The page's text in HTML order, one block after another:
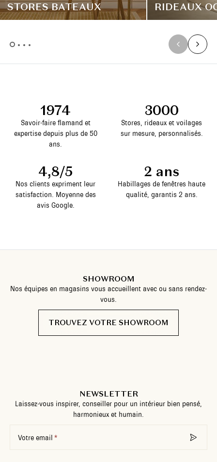
STORES BATEAUX RIDEAUX
1974
Savoir-faire flamand et
expertise depuis plus de 50
ans.
3000
Stores, rideaux et voilages
sur mesure, personnalisés.
4,8/5
Nos clients expriment leur
satisfaction. Moyenne des
avis Google.
2 ans
Habillages de fenêtres haute
qualité, garantis 2 ans.
SHOWROOM
Nos équipes en magasins vous accueillent avec ou sans rendez-
vous.
TROUVEZ VOTRE SHOWROOM
NEWSLETTER
Laissez-vous inspirer, conseiller pour un intérieur bien pensé,
harmonieux et humain.
Votre email